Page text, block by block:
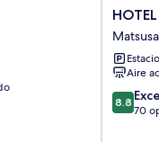
HOTEL
R9
The
Yard
Aire
8.8
de
8.8
70